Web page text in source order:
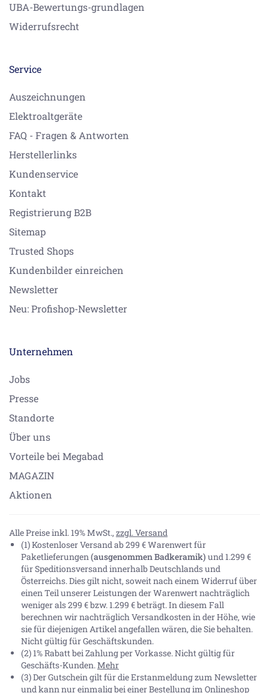
UBA-Bewertungs-grundlagen
Widerrufsrecht
Service
Auszeichnungen
Elektroaltgeräte
FAQ - Fragen & Antworten
Herstellerlinks
Kundenservice
Kontakt
Registrierung B2B
Sitemap
Trusted Shops
Kundenbilder einreichen
Newsletter
Neu: Profishop-Newsletter
Unternehmen
Jobs
Presse
Standorte
Über uns
Vorteile bei Megabad
MAGAZIN
Aktionen
Alle Preise inkl. 19% MwSt., zzgl. Versand
(1) Kostenloser Versand ab 299 € Warenwert für
Paketlieferungen(ausgenommen Badkeramik) und 1.299 €
für Speditionsversand innerhalb Deutschlands und
Österreichs. Dies gilt nicht, soweit nach einem Widerruf über
einen Teil unserer Leistungen der Warenwert nachträglich
weniger als 299 € bzw. 1.299 € beträgt. In diesem Fall
berechnen wir nachträglich Versandkosten in der Höhe, wie
sie für diejenigen Artikel angefallen wären, die Sie behalten.
Nicht gültig für Geschäftskunden.
(2) 1% Rabatt bei Zahlung per Vorkasse. Nicht gültig für
Geschäfts-Kunden.Mehr
(3) Der Gutschein gilt für die Erstanmeldung zum Newsletter
und kann nur einmalig bei einer Bestellung im Onlineshop